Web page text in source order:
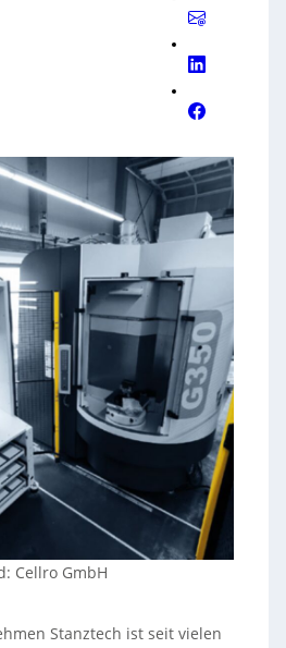
Cellro GmbH
Stanztech ist seit vielen